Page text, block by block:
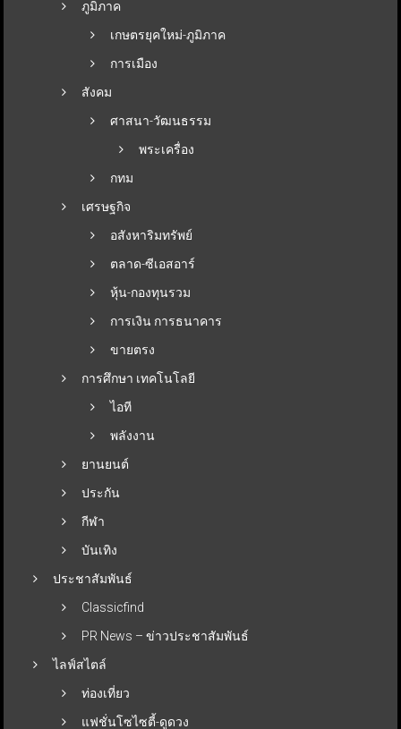
ภูมิภาค
เกษตรยุคใหม่-ภูมิภาค
การเมือง
สังคม
ศาสนา-วัฒนธรรม
พระเครื่อง
กทม
เศรษฐกิจ
อสังหาริมทรัพย์
ตลาด-ซีเอสอาร์
หุ้น-กองทุนรวม
การเงิน การธนาคาร
ขายตรง
การศึกษา เทคโนโลยี
ไอที
พลังงาน
ยานยนต์
ประกัน
กีฬา
บันเทิง
ประชาสัมพันธ์
Classicfind
PR News – ข่าวประชาสัมพันธ์
ไลฟ์สไตล์
ท่องเที่ยว
แฟชั่นโซไซตี้-ดูดวง